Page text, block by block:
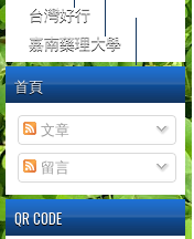
台灣好行
嘉南藥理大學
首頁
文章
留言
QR CODE